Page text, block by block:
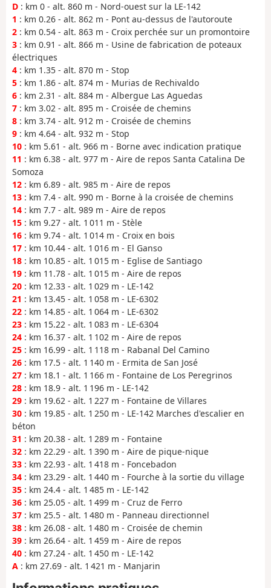
D : km 0 - alt. 860 m - Nord-ouest sur la LE-142
1 : km 0.26 - alt. 862 m - Pont au-dessus de l'autoroute
2 : km 0.54 - alt. 863 m - Croix perchée sur un promontoire
3 : km 0.91 - alt. 866 m - Usine de fabrication de poteaux
électriques
4 : km 1.35 - alt. 870 m - Stop
5 : km 1.86 - alt. 874 m - Murias de Rechivaldo
6 : km 2.31 - alt. 884 m - Albergue Las Aguedas
7 : km 3.02 - alt. 895 m - Croisée de chemins
8 : km 3.74 - alt. 912 m - Croisée de chemins
9 : km 4.64 - alt. 932 m - Stop
10 : km 5.61 - alt. 966 m - Borne avec indication pratique
11 : km 6.38 - alt. 977 m - Aire de repos Santa Catalina De
Somoza
12 : km 6.89 - alt. 985 m - Aire de repos
13 : km 7.4 - alt. 990 m - Borne à la croisée de chemins
14 : km 7.7 - alt. 989 m - Aire de repos
15 : km 9.27 - alt. 1 011 m - Stèle
16 : km 9.74 - alt. 1 014 m - Croix en bois
17 : km 10.44 - alt. 1 016 m - El Ganso
18 : km 10.85 - alt. 1 015 m - Eglise de Santiago
19 : km 11.78 - alt. 1 015 m - Aire de repos
20 : km 12.33 - alt. 1 029 m - LE-142
21 : km 13.45 - alt. 1 058 m - LE-6302
22 : km 14.85 - alt. 1 064 m - LE-6302
23 : km 15.22 - alt. 1 083 m - LE-6304
24 : km 16.37 - alt. 1 102 m - Aire de repos
25 : km 16.99 - alt. 1 118 m - Rabanal Del Camino
26 : km 17.5 - alt. 1 140 m - Ermita de San José
27 : km 18.1 - alt. 1 166 m - Fontaine de Los Peregrinos
28 : km 18.9 - alt. 1 196 m - LE-142
29 : km 19.62 - alt. 1 227 m - Fontaine de Villares
30 : km 19.85 - alt. 1 250 m - LE-142 Marches d'escalier en
béton
31 : km 20.38 - alt. 1 289 m - Fontaine
32 : km 22.29 - alt. 1 390 m - Aire de pique-nique
33 : km 22.93 - alt. 1 418 m - Foncebadon
34 : km 23.29 - alt. 1 440 m - Fourche à la sortie du village
35 : km 24.4 - alt. 1 485 m - LE-142
36 : km 25.05 - alt. 1 499 m - Cruz de Ferro
37 : km 25.5 - alt. 1 480 m - Panneau directionnel
38 : km 26.08 - alt. 1 480 m - Croisée de chemin
39 : km 26.64 - alt. 1 459 m - Aire de repos
40 : km 27.24 - alt. 1 450 m - LE-142
A : km 27.69 - alt. 1 421 m - Manjarin